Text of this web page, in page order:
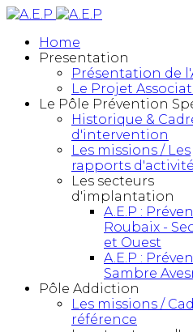
Home
Presentation
Présentation de
Le Projet
Le Pôle Prévention
Historique &
d'intervention
Les missions / Les
rapports
Les secteurs
d'implantation
A.E.P :
Roubaix -
et Ouest
A.E.P :
Sambre
Pôle Addiction
Les missions /
référence